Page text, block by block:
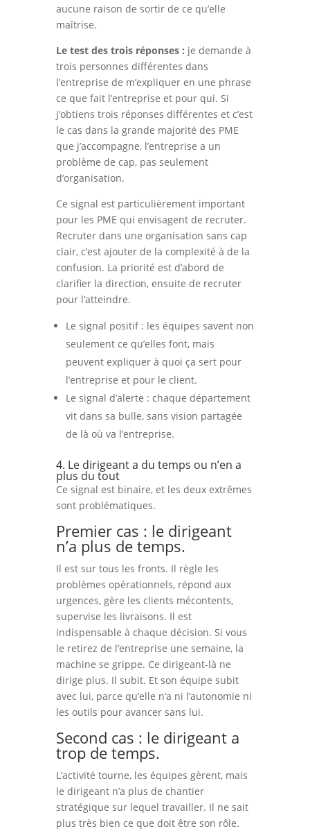
aucune raison de sortir de ce qu’elle
maîtrise.
Le test des trois réponses : je demande à
trois personnes différentes dans
l’entreprise de m’expliquer en une phrase
ce que fait l’entreprise et pour qui. Si
j’obtiens trois réponses différentes et c’est
le cas dans la grande majorité des PME
que j’accompagne, l’entreprise a un
problème de cap, pas seulement
d’organisation.
Ce signal est particulièrement important
pour les PME qui envisagent de recruter.
Recruter dans une organisation sans cap
clair, c’est ajouter de la complexité à de la
confusion. La priorité est d’abord de
clarifier la direction, ensuite de recruter
pour l’atteindre.
Le signal positif : les équipes savent non
seulement ce qu’elles font, mais
peuvent expliquer à quoi ça sert pour
l’entreprise et pour le client.
Le signal d’alerte : chaque département
vit dans sa bulle, sans vision partagée
de là où va l’entreprise.
4. Le dirigeant a du temps ou n’en a
plus du tout
Ce signal est binaire, et les deux extrêmes
sont problématiques.
Premier cas : le dirigeant
n’a plus de temps.
Il est sur tous les fronts. Il règle les
problèmes opérationnels, répond aux
urgences, gère les clients mécontents,
supervise les livraisons. Il est
indispensable à chaque décision. Si vous
le retirez de l’entreprise une semaine, la
machine se grippe. Ce dirigeant-là ne
dirige plus. Il subit. Et son équipe subit
avec lui, parce qu’elle n’a ni l’autonomie ni
les outils pour avancer sans lui.
Second cas : le dirigeant a
trop de temps.
L’activité tourne, les équipes gèrent, mais
le dirigeant n’a plus de chantier
stratégique sur lequel travailler. Il ne sait
plus très bien ce que doit être son rôle.